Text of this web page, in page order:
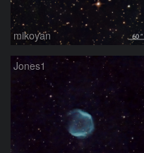
mikoyan
Jones1